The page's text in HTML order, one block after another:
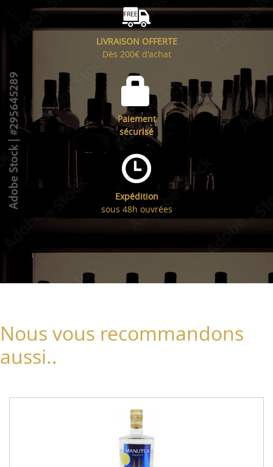
LIVRAISON OFFERTE
Dès 200€ d'achat
Paiement
sécurisé
Expédition
sous 48h ouvrées
Nous vous recommandons
aussi..